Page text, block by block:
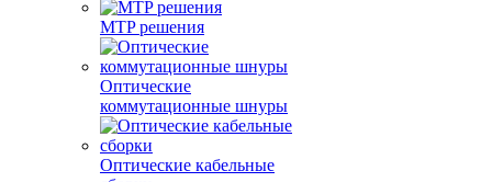
MTP решения
Оптические
коммутационные шнуры
Оптические кабельные